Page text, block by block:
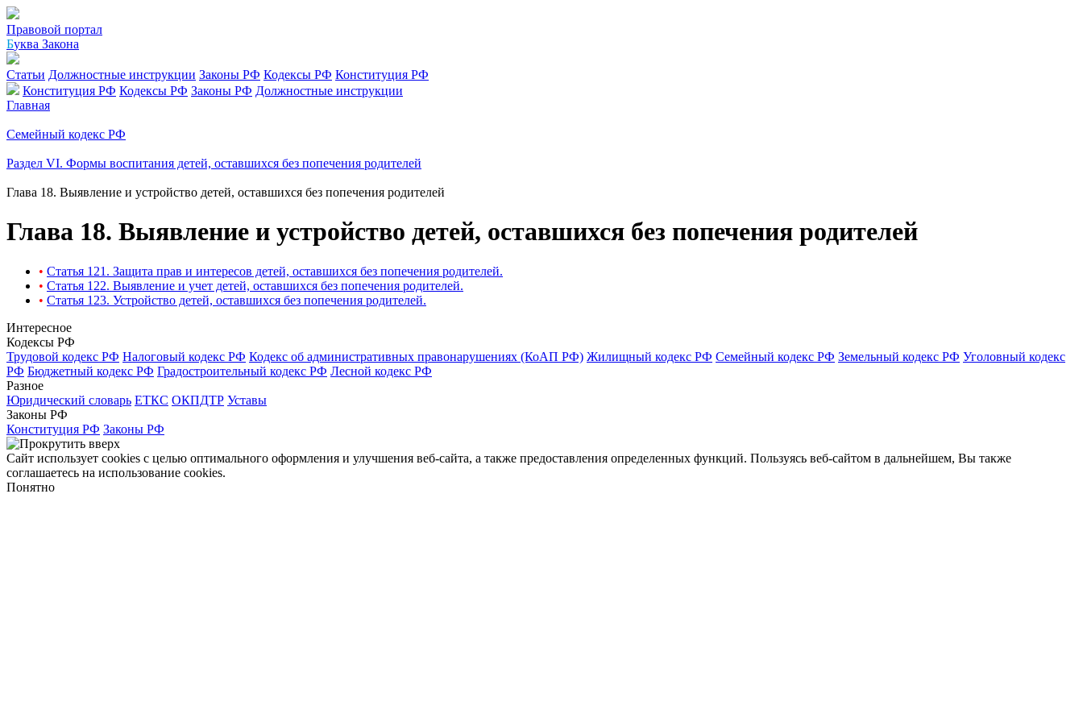
Правовой портал
Буква Закона
Статьи Должностные инструкции Законы РФ Кодексы РФ Конституция РФ
Конституция РФ Кодексы РФ Законы РФ Должностные инструкции
Главная
Семейный кодекс РФ
Раздел VI. Формы воспитания детей, оставшихся без попечения родителей
Глава 18. Выявление и устройство детей, оставшихся без попечения родителей
Глава 18. Выявление и устройство детей, оставшихся без попечения родителей
• Статья 121. Защита прав и интересов детей, оставшихся без попечения родителей.
• Статья 122. Выявление и учет детей, оставшихся без попечения родителей.
• Статья 123. Устройство детей, оставшихся без попечения родителей.
Интересное
Кодексы РФ
Трудовой кодекс РФ Налоговый кодекс РФ Кодекс об административных правонарушениях (КоАП РФ) Жилищный кодекс РФ Семейный кодекс РФ Земельный кодекс РФ Уголовный кодекс
РФ Бюджетный кодекс РФ Градостроительный кодекс РФ Лесной кодекс РФ
Разное
Юридический словарь ЕТКС ОКПДТР Уставы
Законы РФ
Конституция РФ Законы РФ
Сайт использует cookies с целью оптимального оформления и улучшения веб-сайта, а также предоставления определенных функций. Пользуясь веб-сайтом в дальнейшем, Вы также
соглашаетесь на использование cookies.
Понятно